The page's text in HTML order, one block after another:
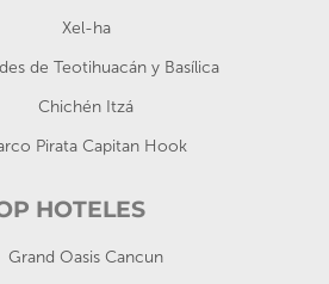
Xel-ha
de Teotihuacán y Basílica
Chichén Itzá
Pirata Capitan Hook
HOTELES
Grand Oasis Cancun